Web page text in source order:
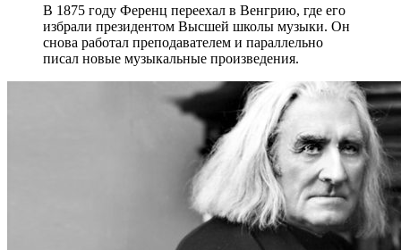
В 1875 году Ференц переехал в Венгрию, где его
избрали президентом Высшей школы музыки. Он
снова работал преподавателем и параллельно
писал новые музыкальные произведения.